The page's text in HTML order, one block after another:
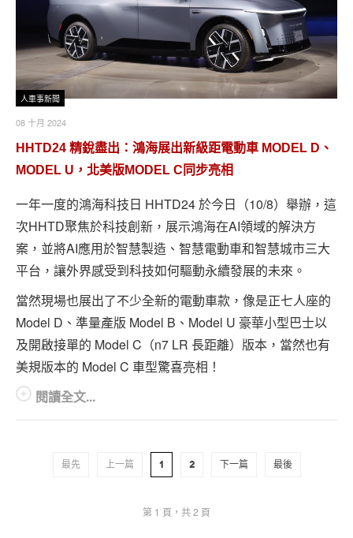
人車事新聞
08 十月 2024
HHTD24 精銳盡出：鴻海展出新級距電動車 MODEL D、
MODEL U，北美版MODEL C同步亮相
一年一度的鴻海科技日 HHTD24 於今日（10/8）舉辦，這
次HHTD聚焦於科技創新，展示鴻海在AI領域的解決方
案，並將AI應用於智慧製造、智慧電動車和智慧城市三大
平台，讓外界感受到科技如何驅動永續發展的未來。
當然現場也展出了不少全新的電動車款，像是正七人座的
Model D、準量產版 Model B、Model U 豪華小型巴士以
及開啟接單的 Model C（n7 LR 長距離）版本，當然也有
美規版本的 Model C 車型驚喜亮相！
閱讀全文...
最先 上一篇 1 2 下一篇 最後
第 1 頁，共 2 頁